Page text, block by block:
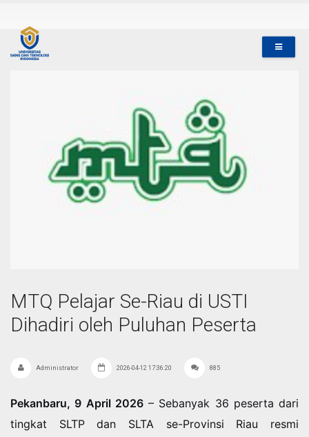
MTQ Pelajar Se-Riau di USTI
Dihadiri oleh Puluhan Peserta
Administrator 2026-04-12 17:36:20 885
Pekanbaru, 9 April 2026– Sebanyak 36 peserta dari
tingkat SLTP dan SLTA se-Provinsi Riau resmi